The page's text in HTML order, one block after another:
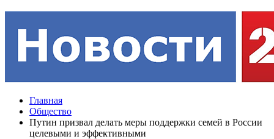
Главная
Общество
Путин призвал делать меры поддержки семей в России
целевыми и эффективными